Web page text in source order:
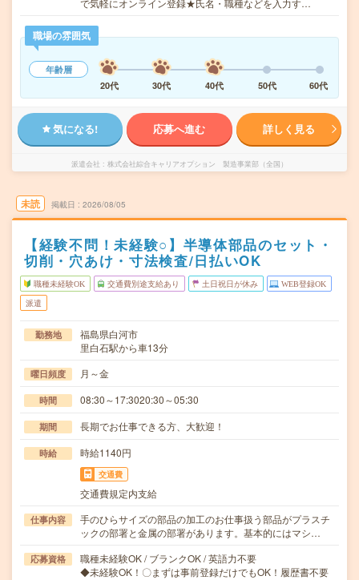
で気軽にオンライン登録★氏名・職種などを入力す…
職場の雰囲気
年齢層
20代
30代 40代 50代 60代
気になる! 応募へ進む 詳しく見る
派遣会社 株式会社綜合キャリアオプション 製造事業部（全国）
未読 掲載日 2026/08/05
【経験不問！未経験○】半導体部品のセット・
切削・穴あけ・寸法検査/日払いOK
職種未経験OK 交通費別途支給あり 土日祝日が休み WEB登録OK
派遣
勤務地
福島県白河市
里白石駅から車13分
曜日頻度 月～金
時間 08:30～17:3020:30～05:30
期間 長期でお仕事できる方、大歓迎！
時給 時給1140円
交通費
交通費規定内支給
仕事内容
手のひらサイズの部品の加工のお仕事扱う部品がプラスチ
ックの部署と金属の部署があります。基本的にはマシ…
応募資格
職種未経験OK / ブランクOK / 英語力不要
◆未経験OK！〇まずは事前登録だけでもOK！履歴書不要